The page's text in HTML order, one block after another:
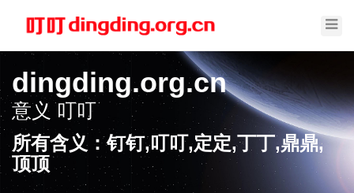
dingding.org.cn
意义 叮叮
所有含义：钉钉,叮叮,定定,丁丁,鼎鼎,
顶顶